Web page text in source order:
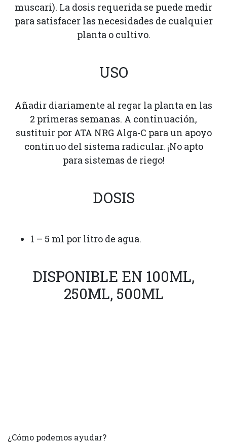
muscari). La dosis requerida se puede medir
para satisfacer las necesidades de cualquier
planta o cultivo.
USO
Añadir diariamente al regar la planta en las
2 primeras semanas. A continuación,
sustituir por ATA NRG Alga-C para un apoyo
continuo del sistema radicular. ¡No apto
para sistemas de riego!
DOSIS
1 – 5 ml por litro de agua.
DISPONIBLE EN 100ML,
250ML, 500ML
¿Cómo podemos ayudar?